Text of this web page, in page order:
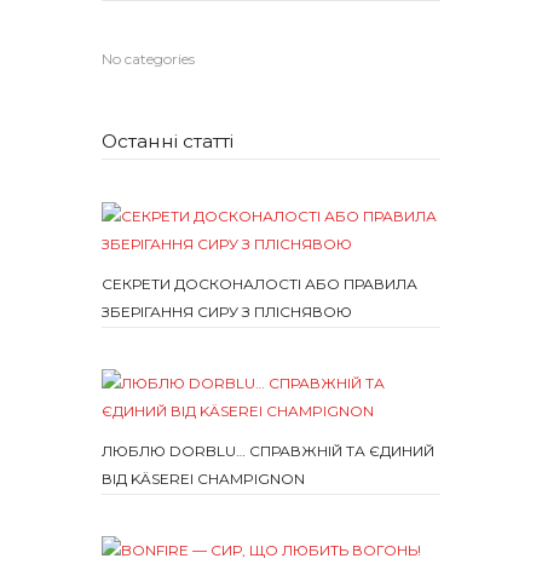
No categories
Останні статті
СЕКРЕТИ ДОСКОНАЛОСТІ АБО ПРАВИЛА
ЗБЕРІГАННЯ СИРУ З ПЛІСНЯВОЮ
ЛЮБЛЮ DORBLU… СПРАВЖНІЙ ТА ЄДИНИЙ
ВІД KÄSEREI CHAMPIGNON